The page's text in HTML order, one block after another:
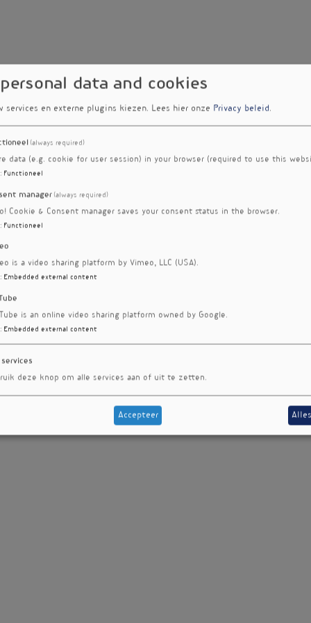
data and cookies
services en externe plugins kiezen. Lees hier onze Privacy beleid.
(always required)
data (e.g. cookie for user session) in your browser (required to use this
: Functioneel
manager (always required)
Cookie & Consent manager saves your consent status in the browser.
: Functioneel
is a video sharing platform by Vimeo, LLC (USA).
: Embedded external content
is an online video sharing platform owned by Google.
: Embedded external content
deze knop om alle services aan of uit te zetten.
Accepteer